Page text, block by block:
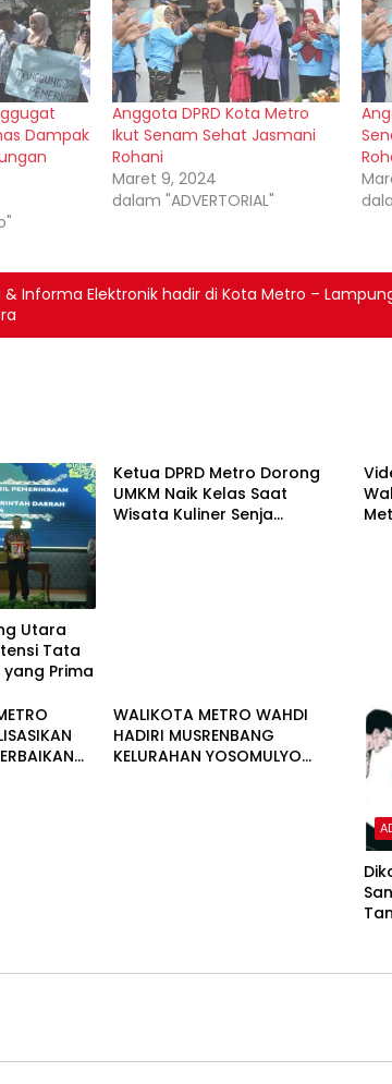
Dampak
Anggota DPRD Kota Metro
Ikut Senam Sehat Jasmani
Rohani
Maret 9, 2024
dalam "ADVERTORIAL"
Informa Elektronik hadir di Kota Metro –
Utara
Tata
Prima
Ketua DPRD Metro Dorong
UMKM Naik Kelas Saat
Wisata Kuliner Senja
WALIKOTA METRO WAHDI
HADIRI MUSRENBANG
KELURAHAN YOSOMULYO